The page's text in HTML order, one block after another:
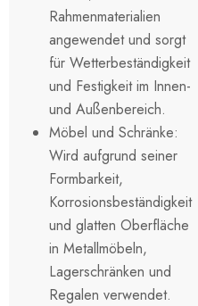
Rahmenmaterialien
angewendet und sorgt
für Wetterbeständigkeit
und Festigkeit im Innen-
und Außenbereich.
Möbel und Schränke:
Wird aufgrund seiner
Formbarkeit,
Korrosionsbeständigkeit
und glatten Oberfläche
in Metallmöbeln,
Lagerschränken und
Regalen verwendet.